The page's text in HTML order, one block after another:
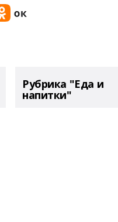
Рубрика "Еда и
напитки"